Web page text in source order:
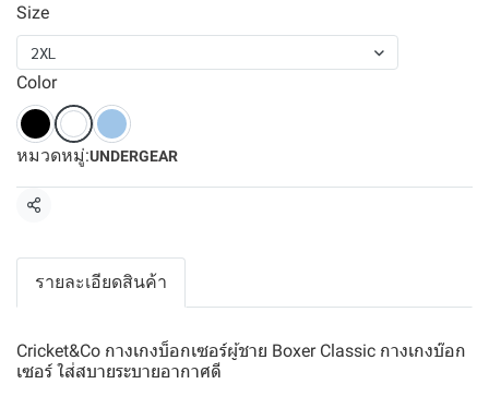
Size
2XL
Color
หมวดหมู่:UNDERGEAR
แชร์
รายละเอียดสินค้า
Cricket&Co กางเกงบ็อกเซอร์ผู้ชาย Boxer Classic กางเกงบ๊อก
เซอร์ ใส่สบายระบายอากาศดี